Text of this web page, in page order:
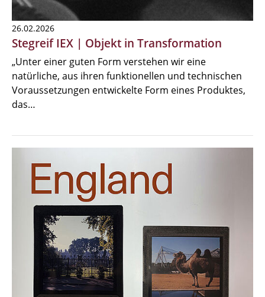
26.02.2026
Stegreif IEX | Objekt in Transformation
„Unter einer guten Form verstehen wir eine
natürliche, aus ihren funktionellen und technischen
Voraussetzungen entwickelte Form eines Produktes,
das…